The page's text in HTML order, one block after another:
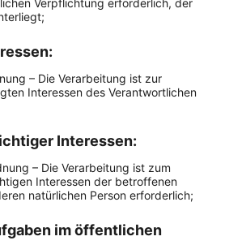
Verpflichtung erforderlich, der
– Die Verarbeitung ist zur
Interessen des Verantwortlichen
Interessen:
– Die Verarbeitung ist zum
Interessen der betroffenen
natürlichen Person erforderlich;
im öffentlichen